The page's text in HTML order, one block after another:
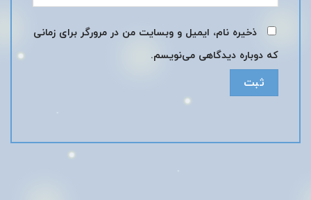
ذخیره نام، ایمیل و وبسایت من در مرورگر برای زمانی
که دوباره دیدگاهی می‌نویسم.